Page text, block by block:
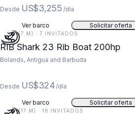
Desde US$3,255 /día
Ver barco Solicitar oferta
23 FT (7 M) · 7 INVITADOS
RIB Shark 23 Rib Boat 200hp
Bolands, Antigua and Barbuda
Desde US$324 /día
Ver barco Solicitar oferta
55 FT (17 M) · 18 INVITADOS